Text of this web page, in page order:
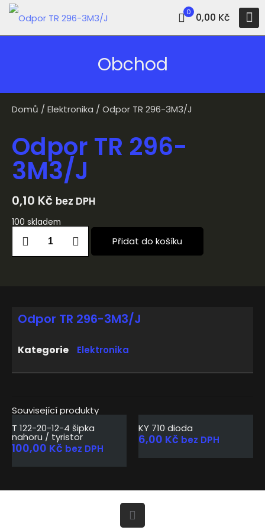
0 0,00 Kč
Obchod
Domů / Elektronika / Odpor TR 296-3M3/J
Odpor TR 296-
3M3/J
0,10 Kč bez DPH
100 skladem
Přidat do košíku
Související produkty
T 122-20-12-4 šipka
nahoru / tyristor
100,00 Kč bez DPH
KY 710 dioda
6,00 Kč bez DPH
Odpor TR 296-3M3/J
Kategorie Elektronika